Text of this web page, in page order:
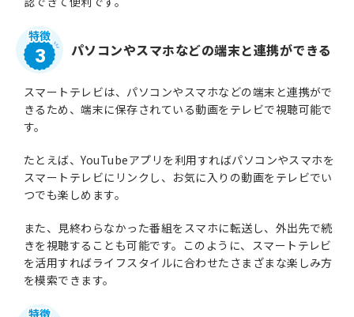
3 パソコンやスマホなどの端末と連携ができる
スマートテレビは、パソコンやスマホなどの端末と連携がで
きるため、端末に保存されている動画をテレビで視聴可能で
す。
たとえば、YouTubeアプリを利用すればパソコンやスマホを
スマートテレビにリンクし、お気に入りの動画をテレビでい
つでも楽しめます。
また、見終わらなかった番組をスマホに転送し、外出先で続
きを視聴することも可能です。このように、スマートテレビ
を活用すればライフスタイルに合わせたさまざまな楽しみ方
を模索できます。